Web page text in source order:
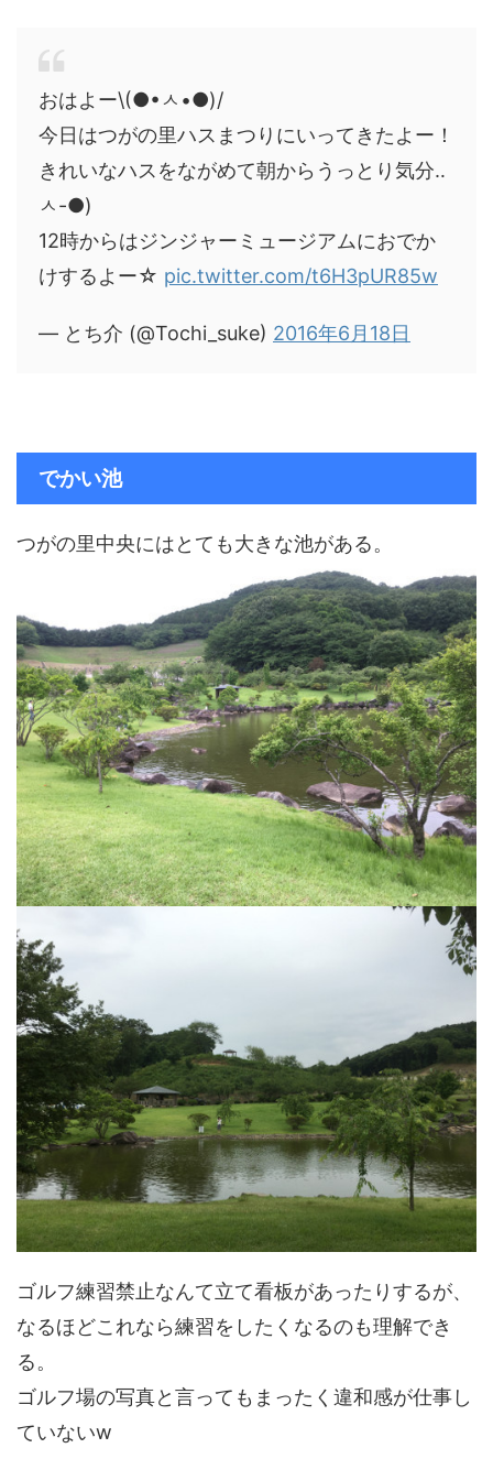
おはよー\(●•ㅅ•●)/
今日はつがの里ハスまつりにいってきたよー！
きれいなハスをながめて朝からうっとり気分‥
ㅅ-●)
12時からはジンジャーミュージアムにおでか
けするよー☆ pic.twitter.com/t6H3pUR85w
— とち介 (@Tochi_suke) 2016年6月18日
でかい池
つがの里中央にはとても大きな池がある。
ゴルフ練習禁止なんて立て看板があったりするが、
なるほどこれなら練習をしたくなるのも理解でき
る。
ゴルフ場の写真と言ってもまったく違和感が仕事し
ていないw